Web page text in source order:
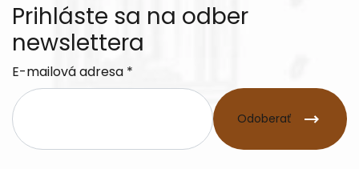
Prihláste sa na odber
newslettera
E-mailová adresa *
Odoberať